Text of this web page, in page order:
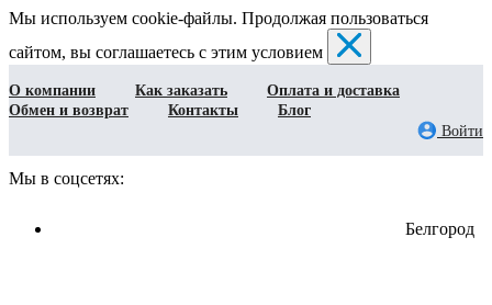
Мы используем cookie-файлы. Продолжая пользоваться
сайтом, вы соглашаетесь с этим условием
О компании Как заказать
Оплата и доставка
Обмен и возврат
Контакты
Блог
Войти
Мы в соцсетях:
Белгород